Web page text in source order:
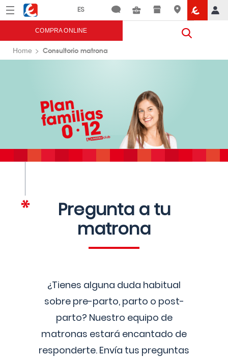
Menú Eroski
COMPRA ONLINE
Home Consultorio matrona
Pregunta a tu
matrona
¿Tienes alguna duda habitual
sobre pre-parto, parto o post-
parto? Nuestro equipo de
matronas estará encantado de
responderte. Envía tus preguntas